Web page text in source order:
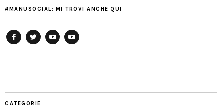
#MANUSOCIAL: MI TROVI ANCHE QUI
CATEGORIE